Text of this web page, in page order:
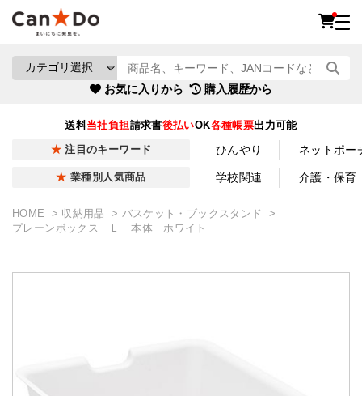
お気に入りから 購入履歴から
送料当社負担請求書後払いOK各種帳票出力可能
注目のキーワード ひんやり ネットポー
業種別人気商品 学校関連 介護・保育
HOME 収納用品
バスケット・ブックスタンド
プレーンボックス Ｌ 本体 ホワイト